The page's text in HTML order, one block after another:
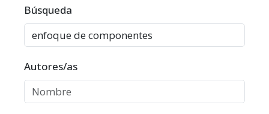
Filtros avanzados
Búsqueda
Autores/as